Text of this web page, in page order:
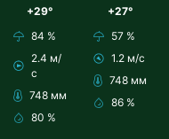
+29°
84 %
2.4 м/
с
748 мм
80 %
+27°
57 %
1.2 м/с
748 мм
86 %